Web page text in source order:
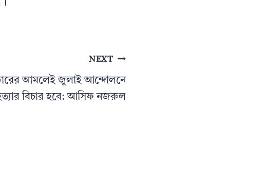
NEXT
আমলেই জুলাই আন্দোলনে
বিচার হবে: আসিফ নজরুল